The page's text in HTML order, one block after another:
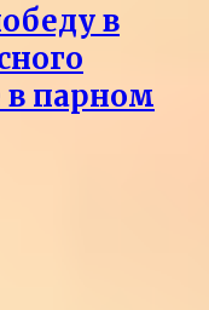
в
в парном